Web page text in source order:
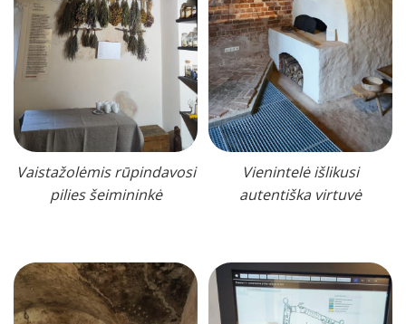
Vaistažolėmis rūpindavosi
pilies šeimininkė
Vienintelė išlikusi
autentiška virtuvė